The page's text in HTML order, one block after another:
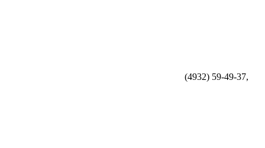
(4932) 59-49-37,